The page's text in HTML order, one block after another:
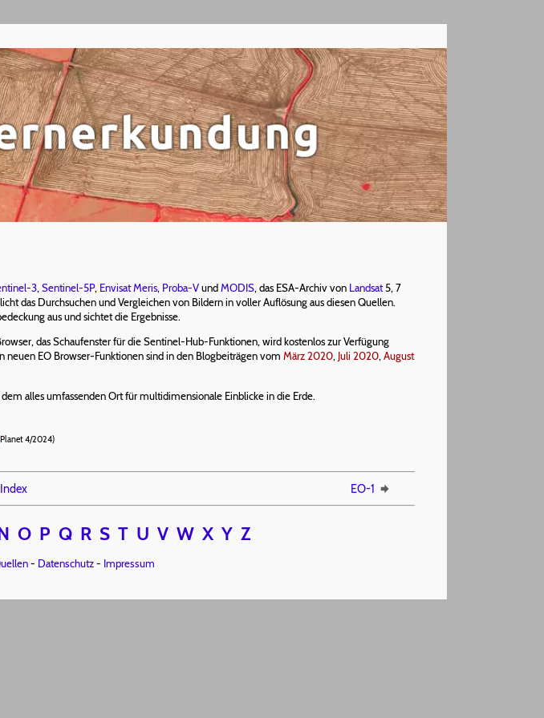
3, Sentinel-5P, EnvisatMeris, Proba-VundMODIS, das ESA-Archiv von Landsat5, 7
das Durchsuchen und Vergleichen von Bildern in voller Auflösung aus diesen Quellen.
aus und sichtet die Ergebnisse.
das Schaufenster für die Sentinel-Hub-Funktionen, wird kostenlos zur Verfügung
EO Browser-Funktionen sind in den Blogbeiträgen vom März 2020, Juli 2020,August
alles umfassenden Ort für multidimensionale Einblicke in die Erde.
4/2024)
Index EO-1
O P Q R S T U V W X Y Z
- Datenschutz- Impressum